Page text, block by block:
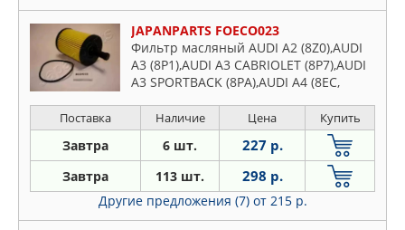
JAPANPARTS FOECO023
Фильтр масляный AUDI A2 (8Z0),AUDI
A3 (8P1),AUDI A3 CABRIOLET (8P7),AUDI
A3 SPORTBACK (8PA),AUDI A4 (8EC,
(8KH, B8),AUDI A4 AVA
Поставка Наличие Цена Купить
Завтра 6 шт. 227 р.
Завтра 113 шт. 298 р.
Другие предложения (7) от 215 р.